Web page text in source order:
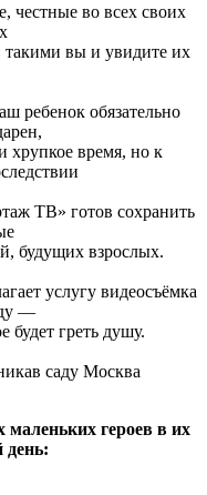
честные во всех своих
вы и увидите их
ребенок обязательно
хрупкое время, но к
ТВ» готов сохранить
будущих взрослых.
услугу видеосъёмка
—
будет греть душу.
маленьких героев в их